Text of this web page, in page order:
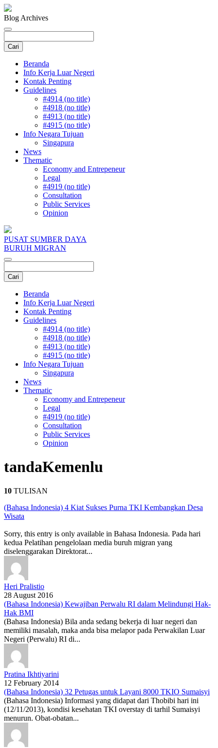
Blog Archives
Beranda
Info Kerja Luar Negeri
Kontak Penting
Guidelines
#4914 (no title)
#4918 (no title)
#4913 (no title)
#4915 (no title)
Info Negara Tujuan
Singapura
News
Thematic
Economy and Entrepeneur
Legal
#4919 (no title)
Consultation
Public Services
Opinion
PUSAT SUMBER DAYA
BURUH MIGRAN
Beranda
Info Kerja Luar Negeri
Kontak Penting
Guidelines
#4914 (no title)
#4918 (no title)
#4913 (no title)
#4915 (no title)
Info Negara Tujuan
Singapura
News
Thematic
Economy and Entrepeneur
Legal
#4919 (no title)
Consultation
Public Services
Opinion
tandaKemenlu
10 TULISAN
(Bahasa Indonesia) 4 Kiat Sukses Purna TKI Kembangkan Desa
Wisata
Sorry, this entry is only available in Bahasa Indonesia. Pada hari
kedua Pelatihan pengelolaan media buruh migran yang
diselenggarakan Direktorat...
Heri Pralistio
28 August 2016
(Bahasa Indonesia) Kewajiban Perwalu RI dalam Melindungi Hak-
Hak BMI
(Bahasa Indonesia) Bila anda sedang bekerja di luar negeri dan
memiliki masalah, maka anda bisa melapor pada Perwakilan Luar
Negeri (Perwalu) RI di...
Pratina Ikhtiyarini
12 February 2014
(Bahasa Indonesia) 32 Petugas untuk Layani 8000 TKIO Sumaisyi
(Bahasa Indonesia) Informasi yang didapat dari Thobibi hari ini
(12/11/2013), kondisi kesehatan TKI overstay di tarhil Sumaisyi
menurun. Obat-obatan...